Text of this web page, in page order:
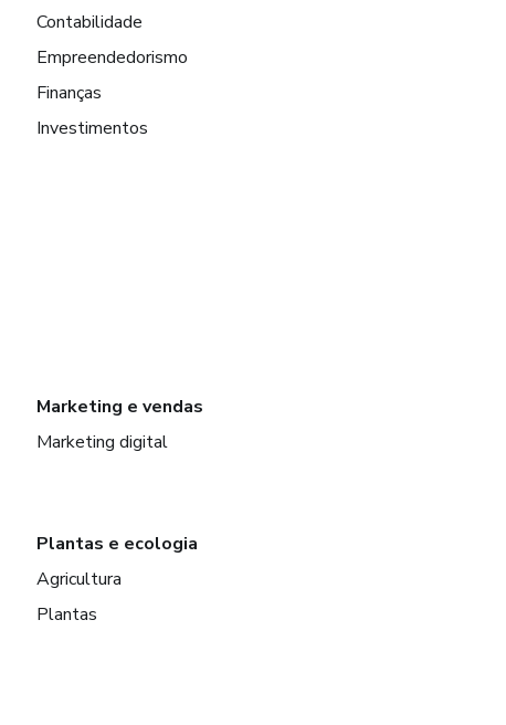
Contabilidade
Empreendedorismo
Finanças
Investimentos
Marketing e vendas
Marketing digital
Plantas e ecologia
Agricultura
Plantas